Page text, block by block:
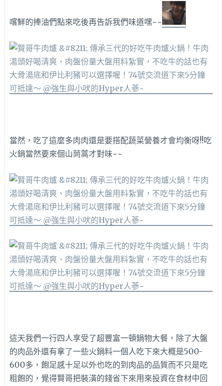
嚐鮮的捧油們點來吃後再告訴我們味道嘿~~
當然，吃了這麼多肉肉還是要搭配蔬菜營養才會均衡呀!!吃
火鍋當然要來個山茼蒿才對味~~
這天我們一行四人享受了超豐富一頓鍋物大餐，除了大盤
的肉品外還有拿了一些火鍋料一個人吃下來大概是500-
600多，飽足感十足以外也吃的到肉品的品質而不只是吃
粗飽的，覺得賢哥把裝潢的錢省下來用來投資在食材中回